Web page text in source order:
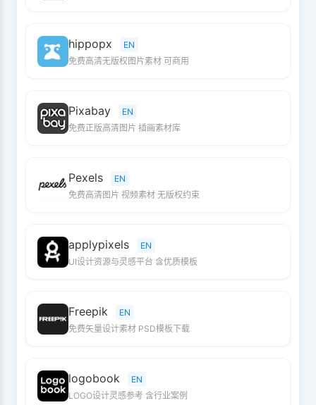
hippopx
EN
免费高清无版权图片素材 可商用
Pixabay
EN
免费正版高清图片 插画素材库
Pexels
EN
免费高清图片 视频素材 无版权约束
applypixels
EN
UI设计资源与灵感平台 含优质模板
Freepik
EN
免费矢量设计素材 PSD模板下载
logobook
EN
LOGO设计灵感参考 含行业案例